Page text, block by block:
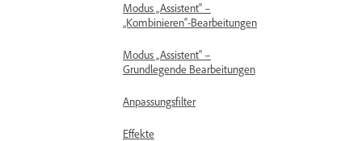
Modus „Assistent“ –
„Kombinieren“-Bearbeitungen
Modus „Assistent“ –
Grundlegende Bearbeitungen
Anpassungsfilter
Effekte